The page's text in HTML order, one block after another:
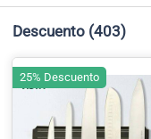
Descuento (403)
25% Descuento